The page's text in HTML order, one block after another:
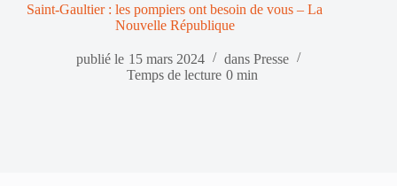
Saint-Gaultier : les pompiers ont besoin de vous – La
Nouvelle République
publié le 15 mars 2024 dans Presse
Temps de lecture 0 min